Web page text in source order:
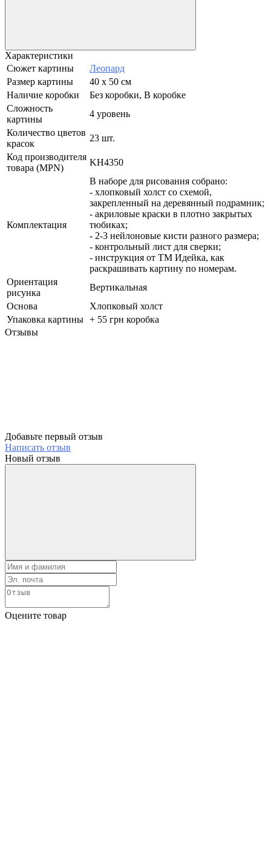
Характеристики
Сюжет картины
Леопард
Размер картины
40 х 50 см
Наличие коробки
Без коробки, В коробке
Сложность
картины
4 уровень
Количество цветов
красок
23 шт.
Код производителя
товара (MPN)
KH4350
Комплектация
В наборе для рисования собрано:
- хлопковый холст со схемой,
закрепленный на деревянный подрамник;
- акриловые краски в плотно закрытых
тюбиках;
- 2-3 нейлоновые кисти разного размера;
- контрольный лист для сверки;
- инструкция от ТМ Идейка, как
раскрашивать картину по номерам.
Ориентация
рисунка
Вертикальная
Основа
Хлопковый холст
Упаковка картины + 55 грн коробка
Отзывы
Добавьте первый отзыв
Написать отзыв
Новый отзыв
Оцените товар